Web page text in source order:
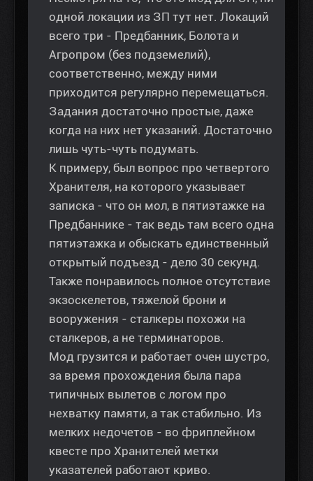
одной локации из ЗП тут нет. Локаций
всего три - Предбанник, Болота и
Агропром (без подземелий),
соответственно, между ними
приходится регулярно перемещаться.
Задания достаточно простые, даже
когда на них нет указаний. Достаточно
лишь чуть-чуть подумать.
К примеру, был вопрос про четвертого
Хранителя, на которого указывает
записка - что он мол, в пятиэтажке на
Предбаннике - так ведь там всего одна
пятиэтажка и обыскать единственный
открытый подъезд - дело 30 секунд.
Также понравилось полное отсутствие
экзоскелетов, тяжелой брони и
вооружения - сталкеры похожи на
сталкеров, а не терминаторов.
Мод грузится и работает очен шустро,
за время прохождения была пара
типичных вылетов с логом про
нехватку памяти, а так стабильно. Из
мелких недочетов - во фриплейном
квесте про Хранителей метки
указателей работают криво.